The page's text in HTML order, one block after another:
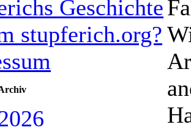
Geschichte
stupferich.org?